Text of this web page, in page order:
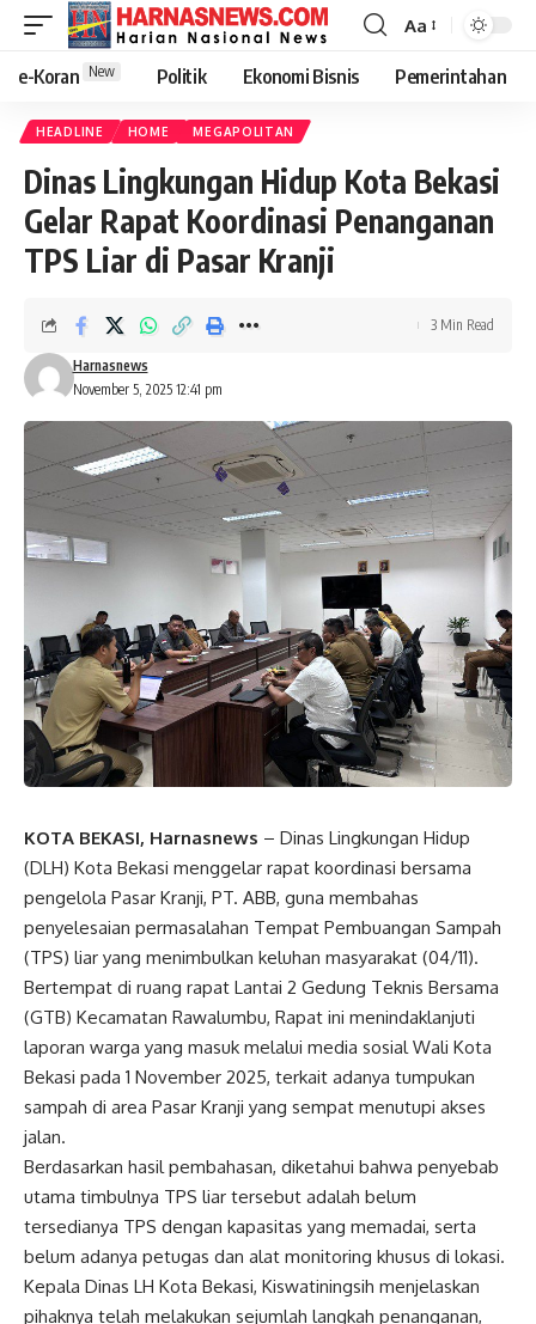
Aa
e-Koran New Politik Ekonomi Bisnis Pemerintahan
HEADLINE HOME MEGAPOLITAN
Dinas Lingkungan Hidup Kota Bekasi
Gelar Rapat Koordinasi Penanganan
TPS Liar di Pasar Kranji
November 5, 2025 12:41 pm
Harnasnews
3 Min Read
KOTA BEKASI, Harnasnews – Dinas Lingkungan Hidup
(DLH) Kota Bekasi menggelar rapat koordinasi bersama
pengelola Pasar Kranji, PT. ABB, guna membahas
penyelesaian permasalahan Tempat Pembuangan Sampah
(TPS) liar yang menimbulkan keluhan masyarakat (04/11).
Bertempat di ruang rapat Lantai 2 Gedung Teknis Bersama
(GTB) Kecamatan Rawalumbu, Rapat ini menindaklanjuti
laporan warga yang masuk melalui media sosial Wali Kota
Bekasi pada 1 November 2025, terkait adanya tumpukan
sampah di area Pasar Kranji yang sempat menutupi akses
jalan.
Berdasarkan hasil pembahasan, diketahui bahwa penyebab
utama timbulnya TPS liar tersebut adalah belum
tersedianya TPS dengan kapasitas yang memadai, serta
belum adanya petugas dan alat monitoring khusus di lokasi.
Kepala Dinas LH Kota Bekasi, Kiswatiningsih menjelaskan
pihaknya telah melakukan sejumlah langkah penanganan,